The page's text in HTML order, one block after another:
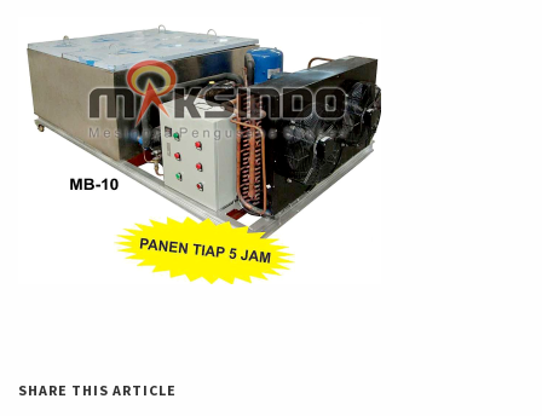
SHARE THIS ARTICLE